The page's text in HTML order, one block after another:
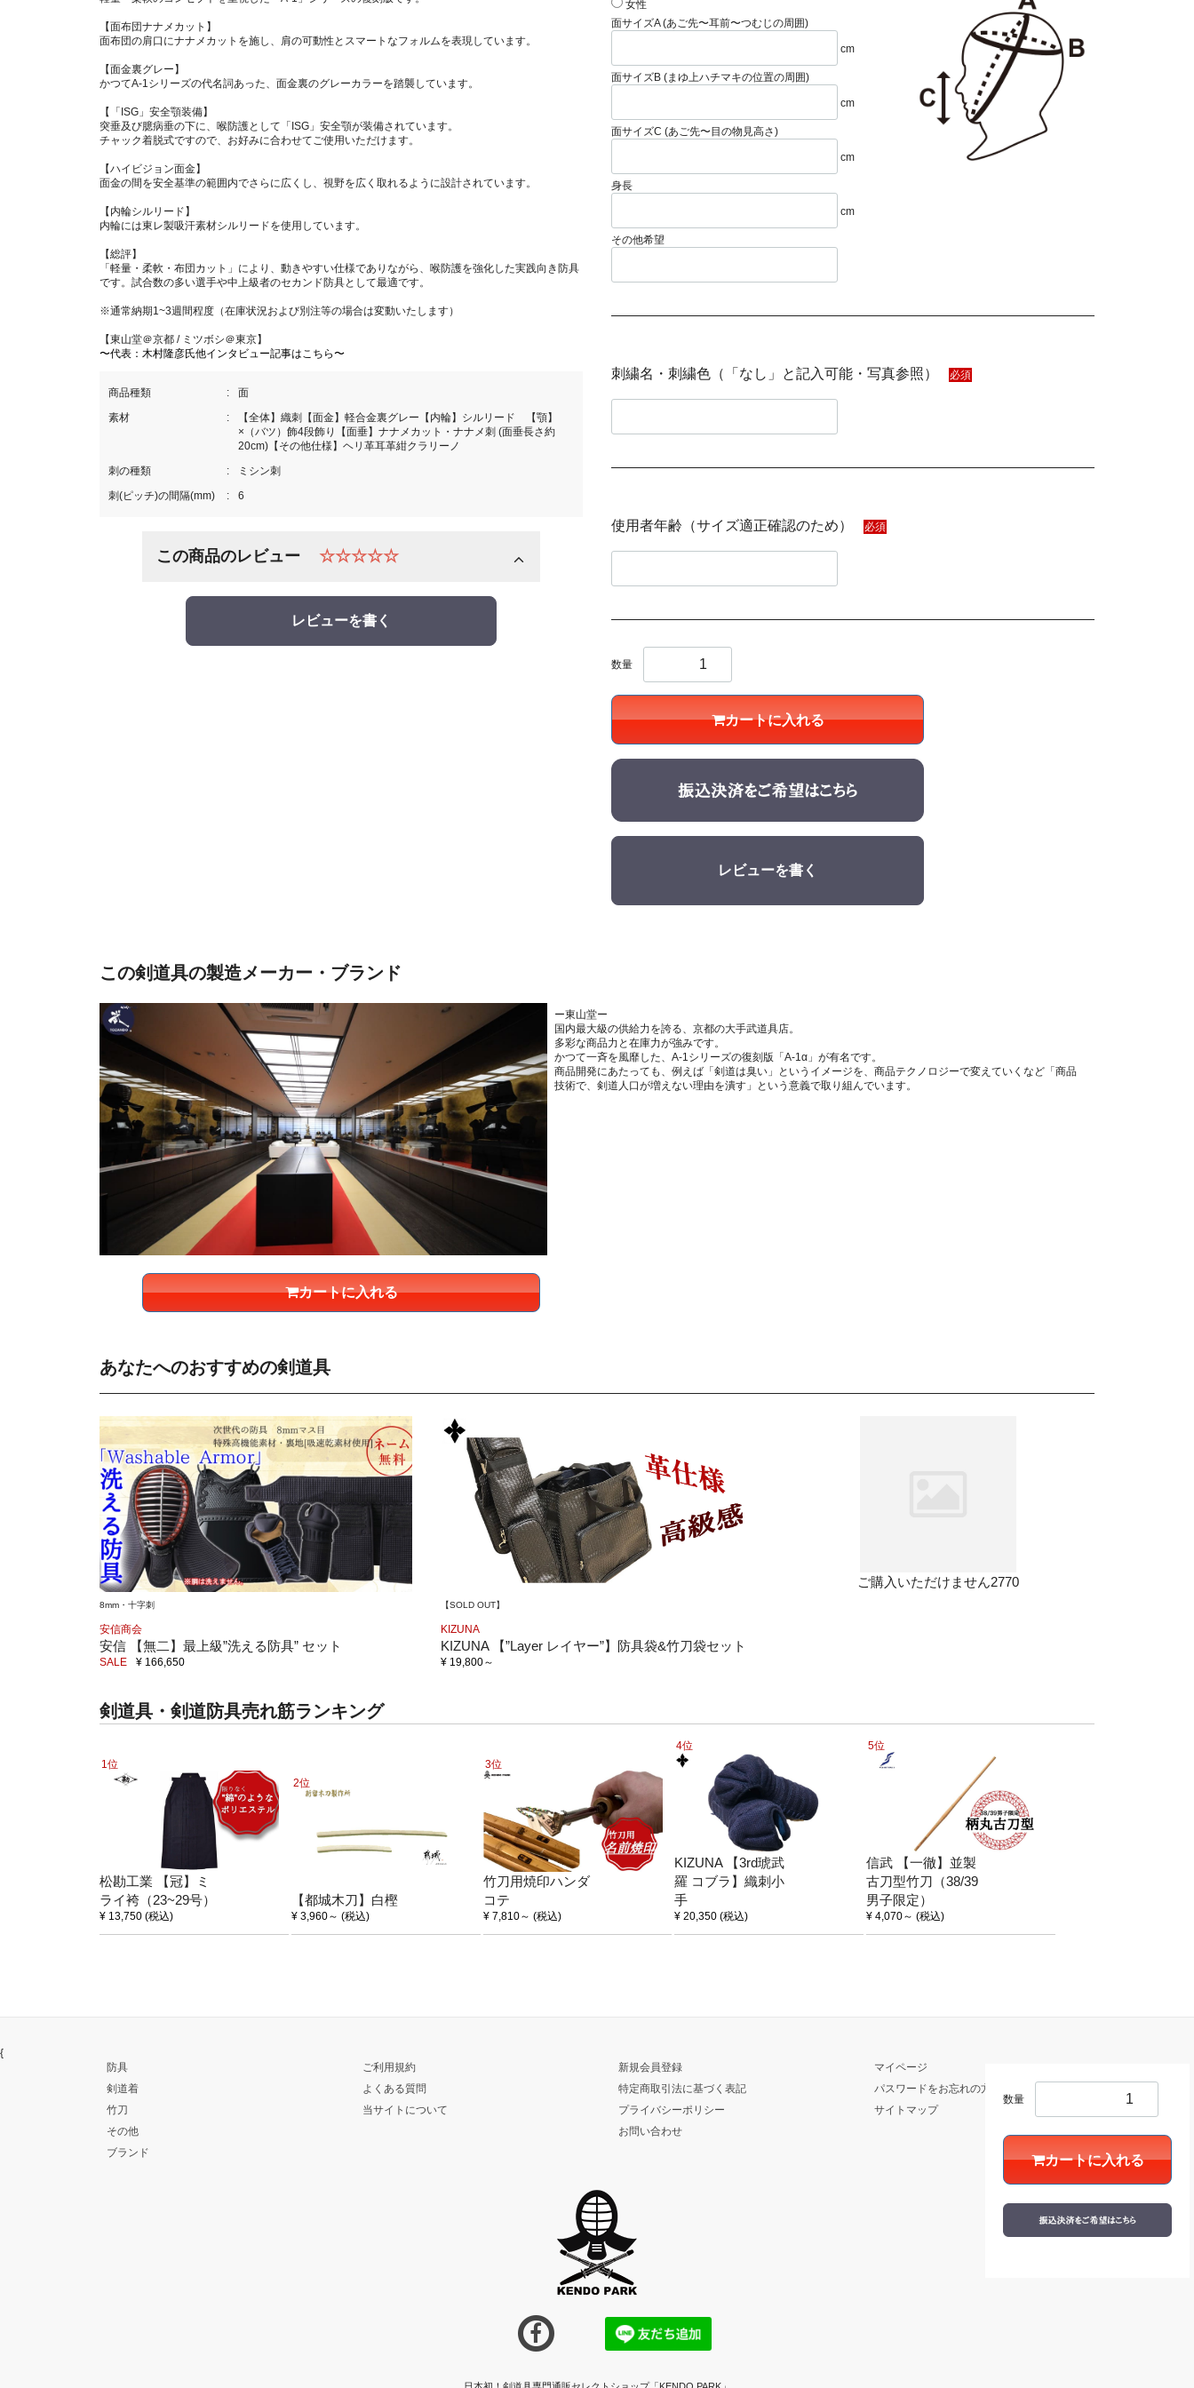
【面布団ナナメカット】
面布団の肩口にナナメカットを施し、肩の可動性とスマートなフォルムを表現しています。
【面金裏グレー】
かつてA-1シリーズの代名詞あった、面金裏のグレーカラーを踏襲しています。
【「ISG」安全顎装備】
突垂及び臆病垂の下に、喉防護として「ISG」安全顎が装備されています。
チャック着脱式ですので、お好みに合わせてご使用いただけます。
【ハイビジョン面金】
面金の間を安全基準の範囲内でさらに広くし、視野を広く取れるように設計されています。
【内輪シルリード】
内輪には東レ製吸汗素材シルリードを使用しています。
【総評】
「軽量・柔軟・布団カット」により、動きやすい仕様でありながら、喉防護を強化した実践向き防具
です。試合数の多い選手や中上級者のセカンド防具として最適です。
※通常納期1~3週間程度（在庫状況および別注等の場合は変動いたします）
【東山堂＠京都 / ミツボシ＠東京】
〜代表：木村隆彦氏他インタビュー記事はこちら〜
商品種類
面
素材
【全体】織刺【面金】軽合金裏グレー【内輪】シルリード 【顎】
×（バツ）飾4段飾り【面垂】ナナメカット・ナナメ刺 (面垂長さ約
20cm)【その他仕様】ヘリ革耳革紺クラリーノ
刺の種類
ミシン刺
刺(ピッチ)の間隔(mm)
6
この商品のレビュー ☆☆☆☆☆
レビューを書く
女性
面サイズA (あご先〜耳前〜つむじの周囲)
cm
面サイズB (まゆ上ハチマキの位置の周囲)
cm
面サイズC (あご先〜目の物見高さ)
cm
身長
cm
その他希望
刺繍名・刺繍色（「なし」と記入可能・写真参照） 必須
使用者年齢（サイズ適正確認のため） 必須
数量
カートに入れる
レビューを書く
この剣道具の製造メーカー・ブランド
ー東山堂ー
国内最大級の供給力を誇る、京都の大手武道具店。
多彩な商品力と在庫力が強みです。
かつて一斉を風靡した、A-1シリーズの復刻版「A-1α」が有名です。
商品開発にあたっても、例えば「剣道は臭い」というイメージを、商品テクノロジーで変えていくなど「商品
技術で、剣道人口が増えない理由を潰す」という意義で取り組んでいます。
カートに入れる
あなたへのおすすめの剣道具
8mm・十字刺
安信商会
安信 【無二】最上級”洗える防具” セット
SALE ¥ 166,650
【SOLD OUT】
KIZUNA
KIZUNA 【”Layer レイヤー”】防具袋&竹刀袋セット
¥ 19,800～
ご購入いただけません2770
剣道具・剣道防具売れ筋ランキング
1位
松勘工業 【冠】ミ
ライ袴（23~29号）
¥ 13,750 (税込)
2位
【都城木刀】白樫
¥ 3,960～ (税込)
3位
竹刀用焼印ハンダ
コテ
¥ 7,810～ (税込)
4位
KIZUNA 【3rd琥武
羅 コブラ】織刺小
手
¥ 20,350 (税込)
5位
信武 【一徹】並製
古刀型竹刀（38/39
男子限定）
¥ 4,070～ (税込)
{
防具
剣道着
竹刀
その他
ブランド
ご利用規約
よくある質問
当サイトについて
新規会員登録
特定商取引法に基づく表記
プライバシーポリシー
お問い合わせ
マイページ
パスワードをお忘れの方
サイトマップ
数量
カートに入れる